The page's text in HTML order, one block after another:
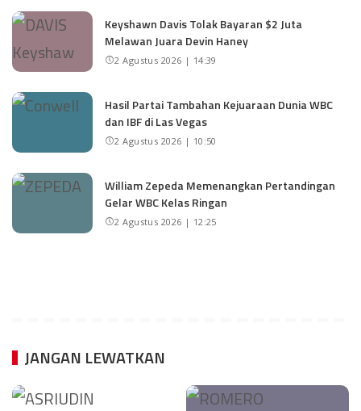
Keyshawn Davis Tolak Bayaran $2 Juta
Melawan Juara Devin Haney
2 Agustus 2026 | 14:39
Hasil Partai Tambahan Kejuaraan Dunia WBC
dan IBF di Las Vegas
2 Agustus 2026 | 10:50
William Zepeda Memenangkan Pertandingan
Gelar WBC Kelas Ringan
2 Agustus 2026 | 12:25
JANGAN LEWATKAN